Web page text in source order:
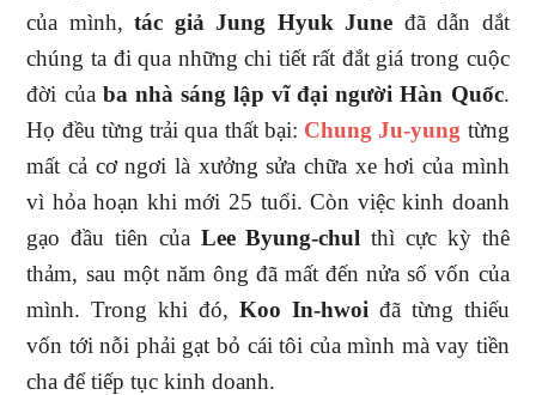
của mình, tác giả Jung Hyuk June đã dẫn dắt
chúng ta đi qua những chi tiết rất đắt giá trong cuộc
đời của ba nhà sáng lập vĩ đại người Hàn Quốc.
Họ đều từng trải qua thất bại: Chung Ju-yung từng
mất cả cơ ngơi là xưởng sửa chữa xe hơi của mình
vì hỏa hoạn khi mới 25 tuổi. Còn việc kinh doanh
gạo đầu tiên của Lee Byung-chul thì cực kỳ thê
thảm, sau một năm ông đã mất đến nửa số vốn của
mình. Trong khi đó, Koo In-hwoi đã từng thiếu
vốn tới nỗi phải gạt bỏ cái tôi của mình mà vay tiền
cha để tiếp tục kinh doanh.